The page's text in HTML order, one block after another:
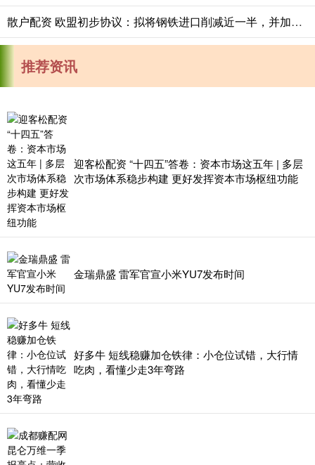
散户配资 欧盟初步协议：拟将钢铁进口削减近一半，并加征关税
推荐资讯
迎客松配资 “十四五”答卷：资本市场这五年 | 多层
次市场体系稳步构建 更好发挥资本市场枢纽功能
金瑞鼎盛 雷军官宣小米YU7发布时间
好多牛 短线稳赚加仓铁律：小仓位试错，大行情
吃肉，看懂少走3年弯路